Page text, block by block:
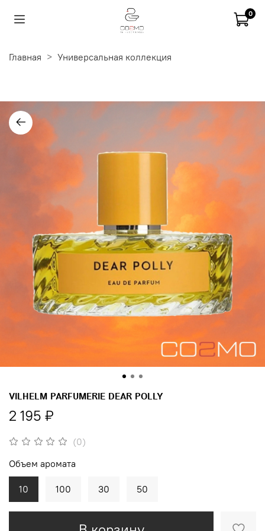
0
Главная Универсальная коллекция
(0)
VILHELM PARFUMERIE DEAR POLLY
2 195 ₽
Объем аромата
10 100 30 50